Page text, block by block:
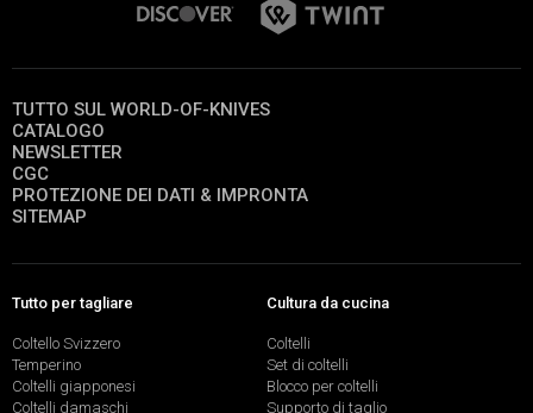
TUTTO SUL WORLD-OF-KNIVES
CATALOGO
NEWSLETTER
CGC
PROTEZIONE DEI DATI & IMPRONTA
SITEMAP
Tutto per tagliare
Coltello Svizzero
Temperino
Coltelli giapponesi
Coltelli damaschi
Cultura da cucina
Coltelli
Set di coltelli
Blocco per coltelli
Supporto di taglio